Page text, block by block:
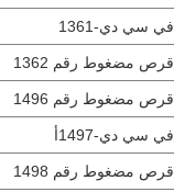
في سي دي-1361
قرص مضغوط رقم 1362
قرص مضغوط رقم 1496
في سي دي-1497أ
قرص مضغوط رقم 1498